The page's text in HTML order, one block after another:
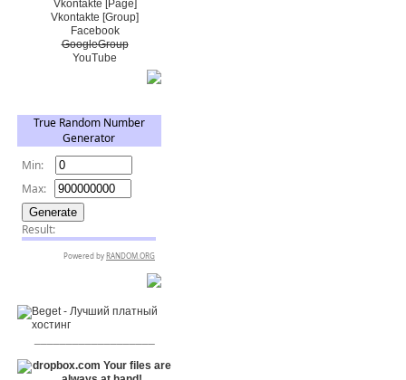
Vkontakte [Page]
Vkontakte [Group]
Facebook
GoogleGroup
YouTube